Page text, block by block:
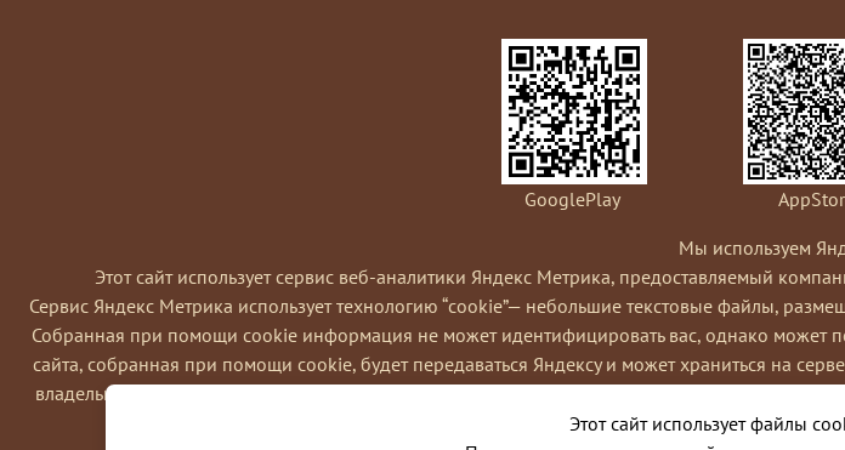
Этот сайт использует файлы
GooglePlay
Мы используем
Этот сайт использует сервис веб-аналитики Яндекс Метрика, предоставляемый
Сервис Яндекс Метрика использует технологию “cookie”— небольшие текстовые файлы,
Coбранная при помощи cookie информация не может идентифицировать вас, однако может
сайта, собранная при помощи cookie, будет передаваться Яндексу и может храниться на
владельца сайта, в частности, для оценки использования вами сайта, составления отчетов
Условиях использования